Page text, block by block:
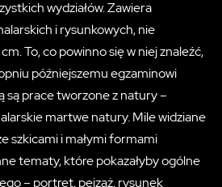
wydziałów. Zawiera
i rysunkowych, nie
To, co powinno się w niej znaleźć,
późniejszemu egzaminowi
są prace tworzone z natury –
martwe natury. Mile widziane
szkicami i małymi formami
tematy, które pokazałyby ogólne
– portret, pejzaż, rysunek